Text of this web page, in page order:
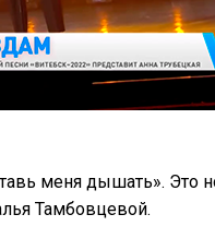
меня дышать». Это
Тамбовцевой.